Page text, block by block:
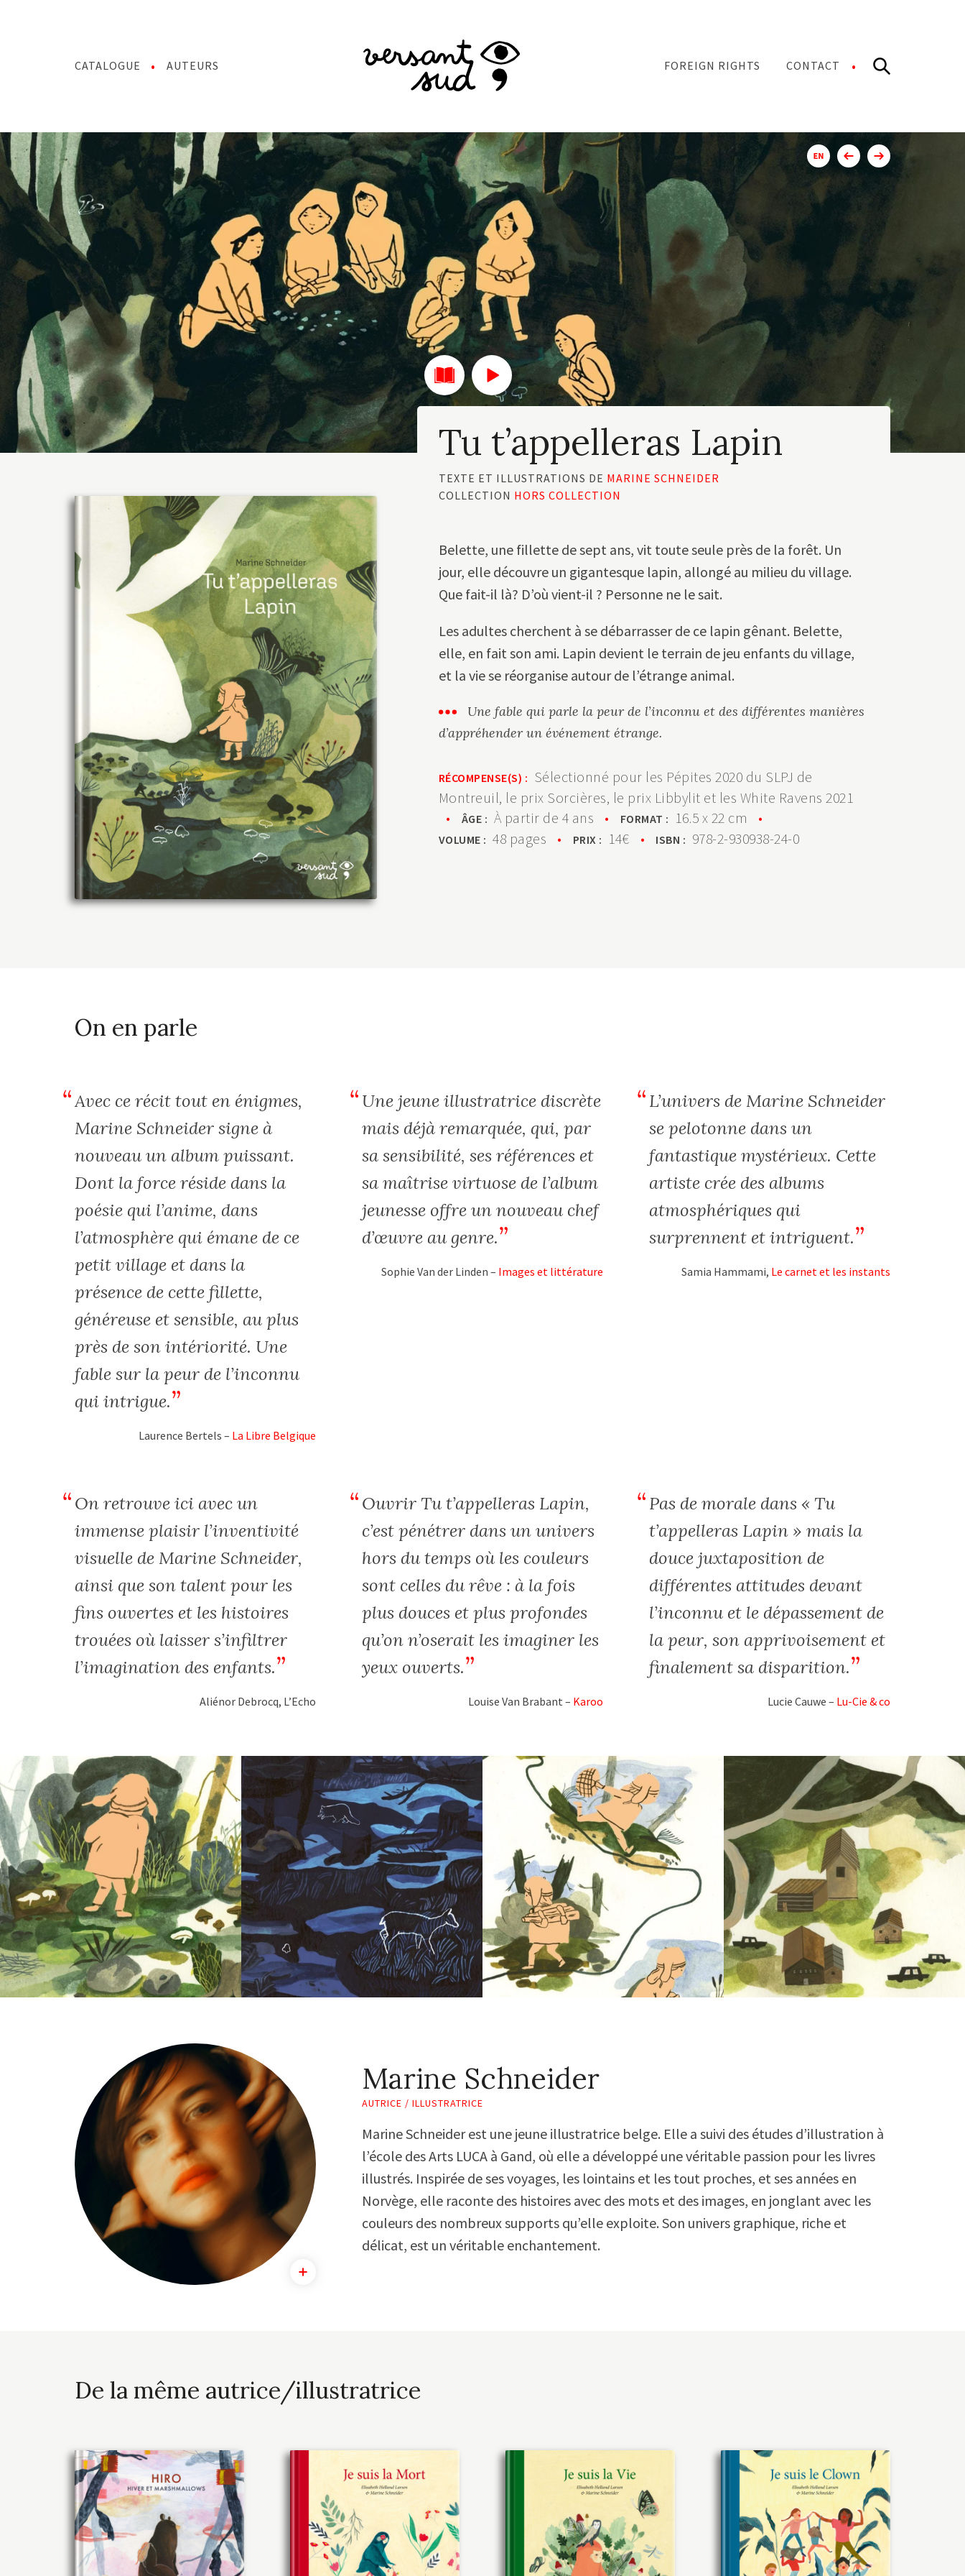
CATALOGUE AUTEURS FOREIGN RIGHTS CONTACT
Tu t’appelleras Lapin
TEXTE ET ILLUSTRATIONS DE MARINE SCHNEIDER
COLLECTION HORS COLLECTION
Belette, une fillette de sept ans, vit toute seule près de la forêt. Un
jour, elle découvre un gigantesque lapin, allongé au milieu du village.
Que fait-il là? D’où vient-il ? Personne ne le sait.
Les adultes cherchent à se débarrasser de ce lapin gênant. Belette,
elle, en fait son ami. Lapin devient le terrain de jeu enfants du village,
et la vie se réorganise autour de l’étrange animal.
Une fable qui parle la peur de l’inconnu et des différentes manières
d’appréhender un événement étrange.
RÉCOMPENSE(S) : Sélectionné pour les Pépites 2020 du SLPJ de
Montreuil, le prix Sorcières, le prix Libbylit et les White Ravens 2021
•
ÂGE : À partir de 4 ans • FORMAT : 16.5 x 22 cm •
VOLUME :48 pages • PRIX : 14€ • ISBN : 978-2-930938-24-0
On en parle
Avec ce récit tout en énigmes,
Marine Schneider signe à
nouveau un album puissant.
Dont la force réside dans la
poésie qui l’anime, dans
l’atmosphère qui émane de ce
petit village et dans la
présence de cette fillette,
généreuse et sensible, au plus
près de son intériorité. Une
fable sur la peur de l’inconnu
qui intrigue.
Laurence Bertels – La Libre Belgique
Une jeune illustratrice discrète
mais déjà remarquée, qui, par
sa sensibilité, ses références et
sa maîtrise virtuose de l’album
jeunesse offre un nouveau chef
d’œuvre au genre.
Sophie Van der Linden – Images et littérature
L’univers de Marine Schneider
se pelotonne dans un
fantastique mystérieux. Cette
artiste crée des albums
atmosphériques qui
surprennent et intriguent.
Samia Hammami, Le carnet et les instants
On retrouve ici avec un
immense plaisir l’inventivité
visuelle de Marine Schneider,
ainsi que son talent pour les
fins ouvertes et les histoires
trouées où laisser s’infiltrer
l’imagination des enfants.
Aliénor Debrocq, L’Echo
Ouvrir Tu t’appelleras Lapin,
c’est pénétrer dans un univers
hors du temps où les couleurs
sont celles du rêve : à la fois
plus douces et plus profondes
qu’on n’oserait les imaginer les
yeux ouverts.
Louise Van Brabant – Karoo
Pas de morale dans « Tu
t’appelleras Lapin » mais la
douce juxtaposition de
différentes attitudes devant
l’inconnu et le dépassement de
la peur, son apprivoisement et
finalement sa disparition.
Lucie Cauwe – Lu-Cie & co
Marine Schneider
AUTRICE / ILLUSTRATRICE
Marine Schneider est une jeune illustratrice belge. Elle a suivi des études d’illustration à
l’école des Arts LUCA à Gand, où elle a développé une véritable passion pour les livres
illustrés. Inspirée de ses voyages, les lointains et les tout proches, et ses années en
Norvège, elle raconte des histoires avec des mots et des images, en jonglant avec les
couleurs des nombreux supports qu’elle exploite. Son univers graphique, riche et
délicat, est un véritable enchantement.
De la même autrice/illustratrice